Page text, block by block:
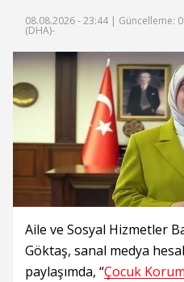
08.08.2026 - 23:44 | Güncelleme:
(DHA)-
Aile ve Sosyal Hizmetler
Göktaş, sanal medya
paylaşımda, “Çocuk